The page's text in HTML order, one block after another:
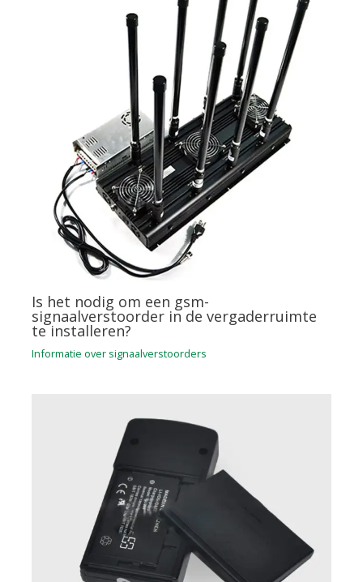
Is het nodig om een gsm-
signaalverstoorder in de vergaderruimte
te installeren?
Informatie over signaalverstoorders